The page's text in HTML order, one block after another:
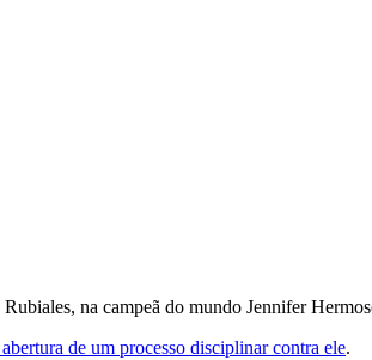
na campeã do mundo Jennifer
de um processo disciplinar contra ele.